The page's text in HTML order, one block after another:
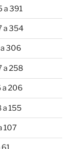
a 391
a 354
306
a 258
a 206
a 155
107